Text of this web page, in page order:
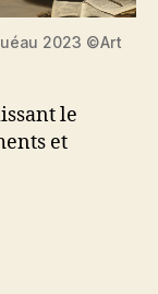
2023 ©Art
le
et